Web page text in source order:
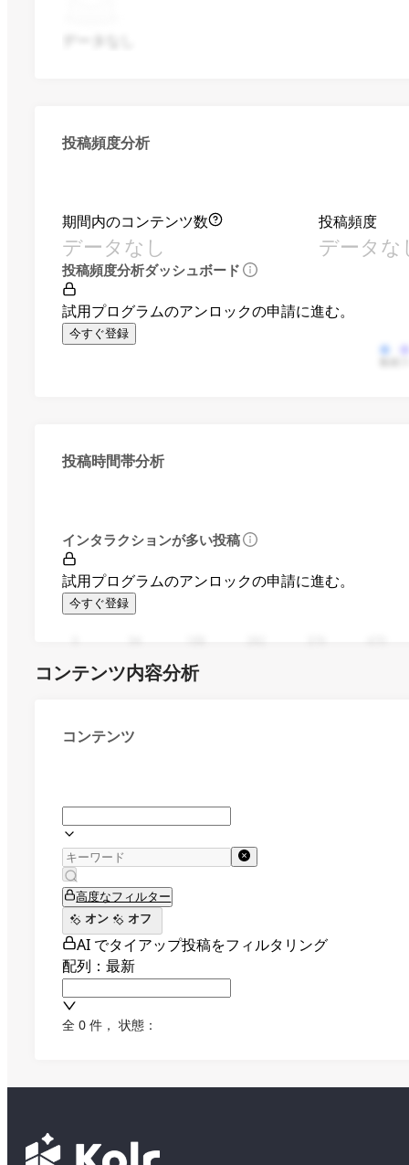
投稿頻度分析
期間内のコンテンツ数
データなし
投稿頻度
データな
投稿頻度分析ダッシュボード
試用プログラムのアンロックの申請に進む。
今すぐ登録
投稿時間帯分析
インタラクションが多い投稿
試用プログラムのアンロックの申請に進む。
今すぐ登録
コンテンツ内容分析
コンテンツ
高度なフィルター
オン
オフ
AI でタイアップ投稿をフィルタリング
配列：最新
全 0 件 ， 状態：